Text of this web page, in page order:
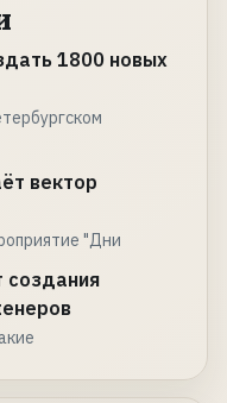
1800 новых
вектор
"Дни
создания